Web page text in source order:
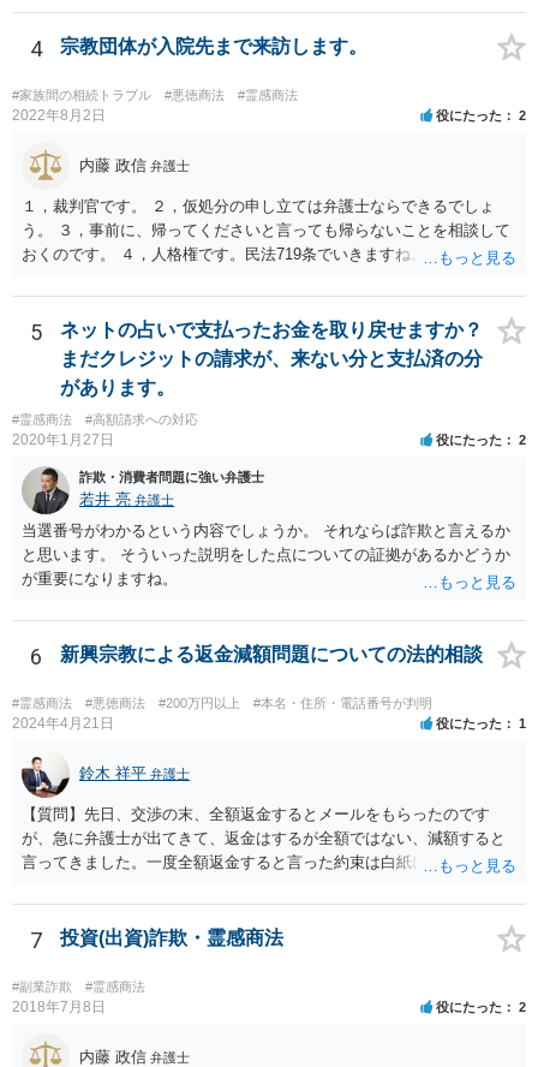
4 宗教団体が入院先まで来訪します。
#家族間の相続トラブル #悪徳商法 #霊感商法
2022年8月2日 役にたった 2
内藤 政信 弁護士
１，裁判官です。 ２，仮処分の申し立ては弁護士ならできるでしょ
う。 ３，事前に、帰ってくださいと言っても帰らないことを相談して
おくのです。 ４，人格権です。民法719条でいきますね。 これでおわ
5
ネットの占いで支払ったお金を取り戻せますか？
まだクレジットの請求が、来ない分と支払済の分
があります。
#霊感商法 #高額請求への対応
2020年1月27日 役にたった 2
詐欺・消費者問題に強い弁護士
若井 亮 弁護士
当選番号がわかるという内容でしょうか。 それならば詐欺と言えるか
と思います。 そういった説明をした点についての証拠があるかどうか
が重要になりますね。
6 新興宗教による返金減額問題についての法的相談
#霊感商法 #悪徳商法 #200万円以上 #本名・住所・電話番号が判明
2024年4月21日 役にたった 1
鈴木 祥平 弁護士
【質問】先日、交渉の末、全額返金するとメールをもらったのです
が、急に弁護士が出てきて、返金はするが全額ではない、減額すると
言ってきました。一度全額返金すると言った約束は白紙に戻ってしま
答】弁護士が出てくることによって、当初言っていたことが覆るとい
うことは、よくあることであると思います。最終的な合意が締結され
ていない以上は、交渉の途中で以前提示していた案を撤回をすること
は自由にすることができます。 法的に返金を求める請求が可能である
のかについては、お金を出した経緯などをもう少し詳細に弁護士にヒ
と思います。
7 投資(出資)詐欺・霊感商法
#副業詐欺 #霊感商法
2018年7月8日 役にたった 2
内藤 政信 弁護士